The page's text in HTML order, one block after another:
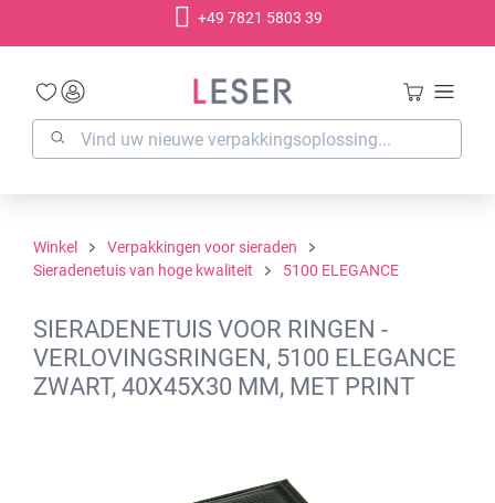
+49 7821 5803 39
Winkel
Verpakkingen voor sieraden
Sieradenetuis van hoge kwaliteit
5100 ELEGANCE
SIERADENETUIS VOOR RINGEN -
VERLOVINGSRINGEN, 5100 ELEGANCE
ZWART, 40X45X30 MM, MET PRINT